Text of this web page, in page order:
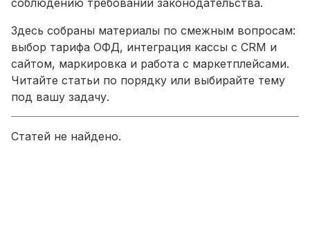
соблюдению требований законодательства.
Здесь собраны материалы по смежным вопросам:
выбор тарифа ОФД, интеграция кассы с CRM и
сайтом, маркировка и работа с маркетплейсами.
Читайте статьи по порядку или выбирайте тему
под вашу задачу.
Статей не найдено.